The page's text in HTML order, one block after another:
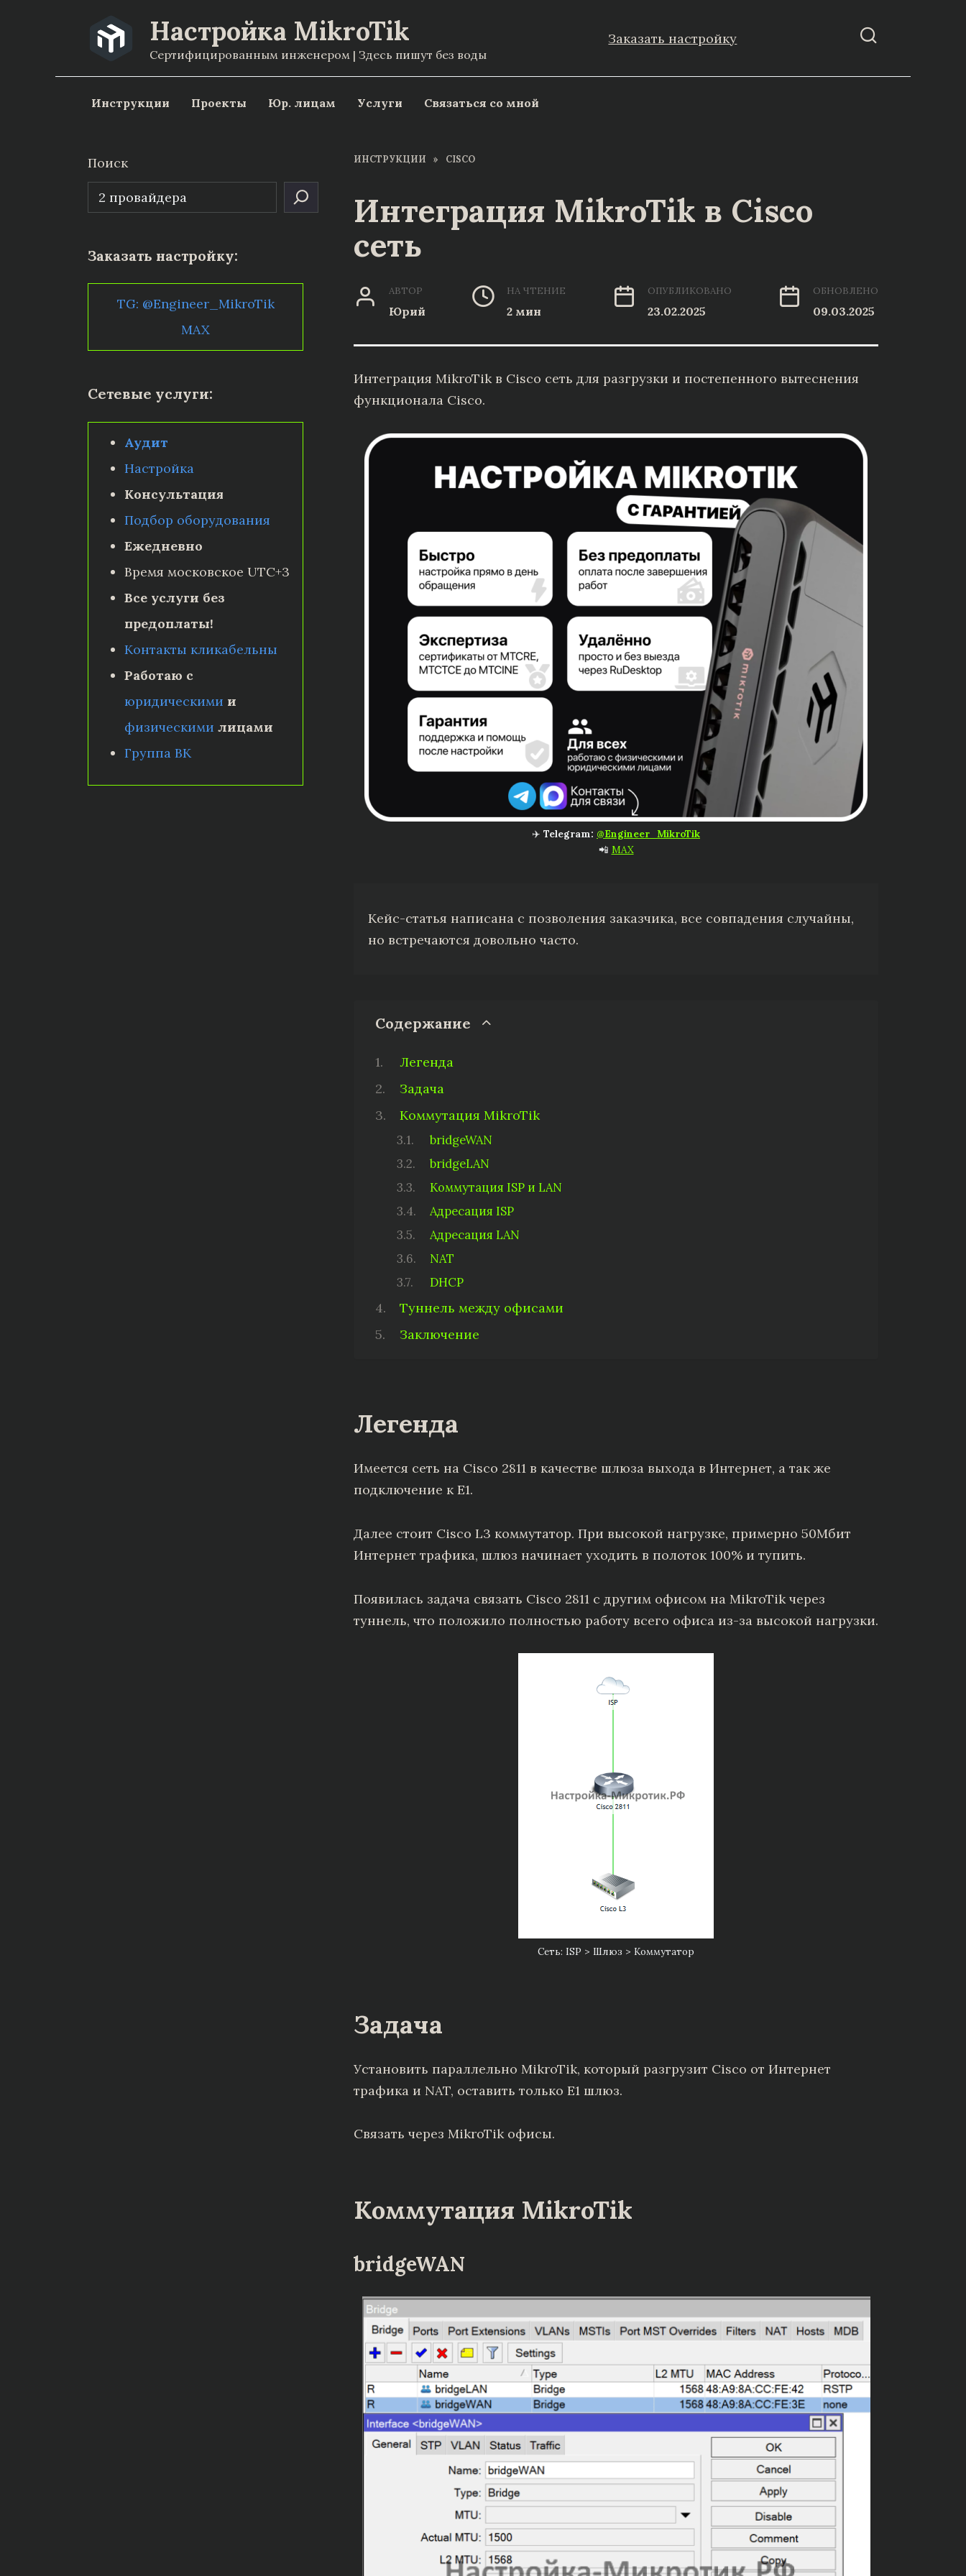
Настройка MikroTik
Сертифицированным инженером | Здесь пишут без воды
Заказать настройку
Инструкции Проекты Юр. лицам Услуги Связаться со мной
ИНСТРУКЦИИ » CISCO
Интеграция MikroTik в Cisco
сеть
АВТОР
Юрий
НА ЧТЕНИЕ
2 мин
ОПУБЛИКОВАНО
23.02.2025
ОБНОВЛЕНО
09.03.2025
Интеграция MikroTik в Cisco сеть для разгрузки и постепенного вытеснения
функционала Cisco.
✈️ Telegram: @Engineer_MikroTik
📲 MAX
Кейс-статья написана с позволения заказчика, все совпадения случайны,
но встречаются довольно часто.
Содержание
Легенда
Задача
Коммутация MikroTik
bridgeWAN
bridgeLAN
Коммутация ISP и LAN
Адресация ISP
Адресация LAN
NAT
DHCP
Туннель между офисами
Заключение
Легенда
Имеется сеть на Cisco 2811 в качестве шлюза выхода в Интернет, а так же
подключение к E1.
Далее стоит Cisco L3 коммутатор. При высокой нагрузке, примерно 50Мбит
Интернет трафика, шлюз начинает уходить в полоток 100% и тупить.
Появилась задача связать Cisco 2811 с другим офисом на MikroTik через
туннель, что положило полностью работу всего офиса из-за высокой нагрузки.
Сеть: ISP > Шлюз > Коммутатор
Задача
Установить параллельно MikroTik, который разгрузит Cisco от Интернет
трафика и NAT, оставить только E1 шлюз.
Связать через MikroTik офисы.
Коммутация MikroTik
bridgeWAN
Поиск
Заказать настройку:
TG: @Engineer_MikroTik
MAX
Сетевые услуги:
Аудит
Настройка
Консультация
Подбор оборудования
Ежедневно
Время московское UTC+3
Все услуги без
предоплаты!
Контакты кликабельны
Работаю с
юридическими и
физическими лицами
Группа ВК